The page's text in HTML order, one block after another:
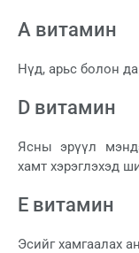
A витамин
Нүд, арьс болон
D витамин
Ясны эрүүл
хамт хэрэглэхэд
E витамин
Эсийг хамгаалах